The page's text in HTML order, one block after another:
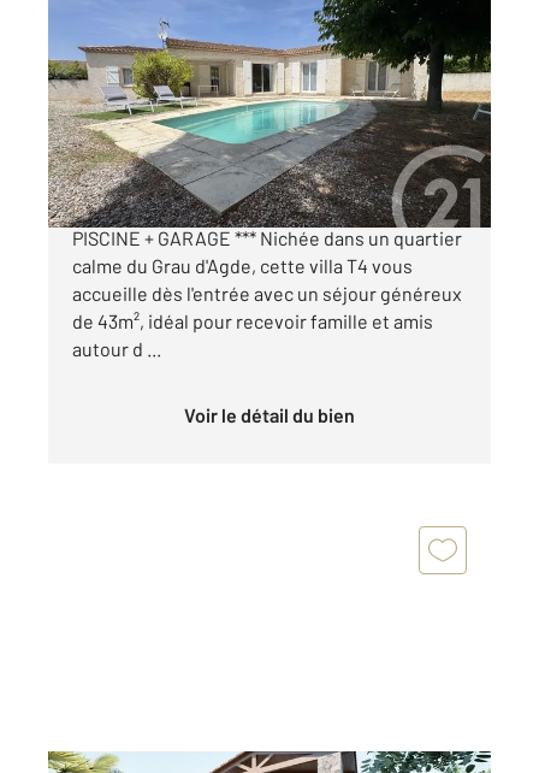
LE GRAU D AGDE 34
, 4 pièces
Ref : 4946
Maison à vendre
537 500 €
*** LE GRAU D'AGDE - VILLA T4 PLAIN-PIED +
PISCINE + GARAGE *** Nichée dans un quartier
calme du Grau d'Agde, cette villa T4 vous
accueille dès l'entrée avec un séjour généreux
de 43m², idéal pour recevoir famille et amis
autour d ...
Voir le détail du bien